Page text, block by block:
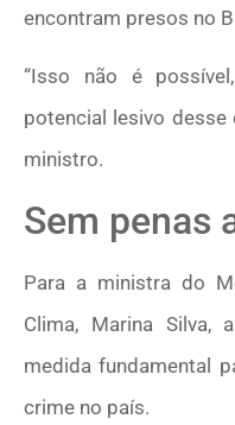
encontram presos no
“Isso não é
potencial lesivo desse
ministro.
Sem penas
Para a ministra do
Clima, Marina Silva,
medida fundamental
crime no país.